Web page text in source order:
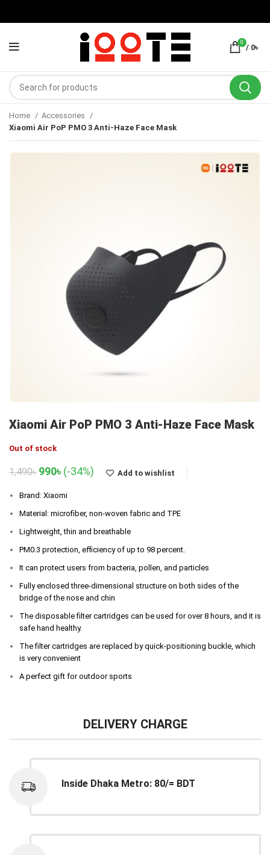
0
/ 0৳
Home
Accessories
Xiaomi Air PoP PMO 3 Anti-Haze Face Mask
Xiaomi Air PoP PMO 3 Anti-Haze Face Mask
Out of stock
1,490৳ Original
was:
1,490৳.
990৳Current
is:
990৳.
(-34%) Add to wishlist
Brand: Xiaomi
Material: microfiber, non-woven fabric and TPE
Lightweight, thin and breathable
PM0.3 protection, efficiency of up to 98 percent.
It can protect users from bacteria, pollen, and particles
Fully enclosed three-dimensional structure on both sides of the
bridge of the nose and chin
The disposable filter cartridges can be used for over 8 hours, and it is
safe hand healthy.
The filter cartridges are replaced by quick-positioning buckle, which
is very convenient
A perfect gift for outdoor sports
DELIVERY CHARGE
Inside Dhaka Metro: 80/= BDT